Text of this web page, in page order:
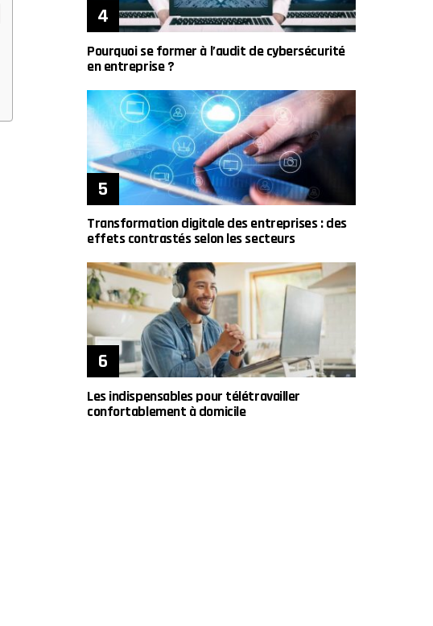
Pourquoi se former à l’audit de cybersécurité
en entreprise ?
Transformation digitale des entreprises : des
effets contrastés selon les secteurs
Les indispensables pour télétravailler
confortablement à domicile